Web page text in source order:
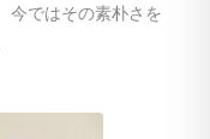
今ではその素朴さを